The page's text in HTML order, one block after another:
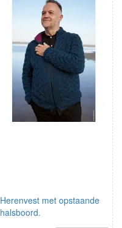
Herenvest met opstaande
halsboord.